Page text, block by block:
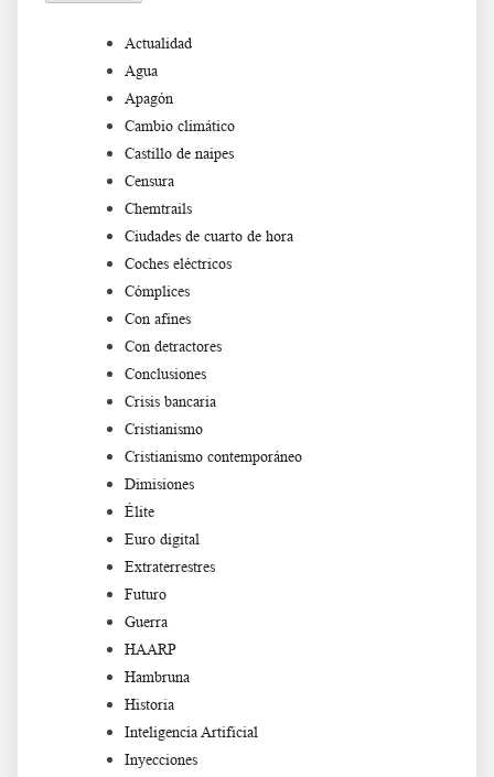
Actualidad
Agua
Apagón
Cambio climático
Castillo de naipes
Censura
Chemtrails
Ciudades de cuarto de hora
Coches eléctricos
Cómplices
Con afines
Con detractores
Conclusiones
Crisis bancaria
Cristianismo
Cristianismo contemporáneo
Dimisiones
Élite
Euro digital
Extraterrestres
Futuro
Guerra
HAARP
Hambruna
Historia
Inteligencia Artificial
Inyecciones